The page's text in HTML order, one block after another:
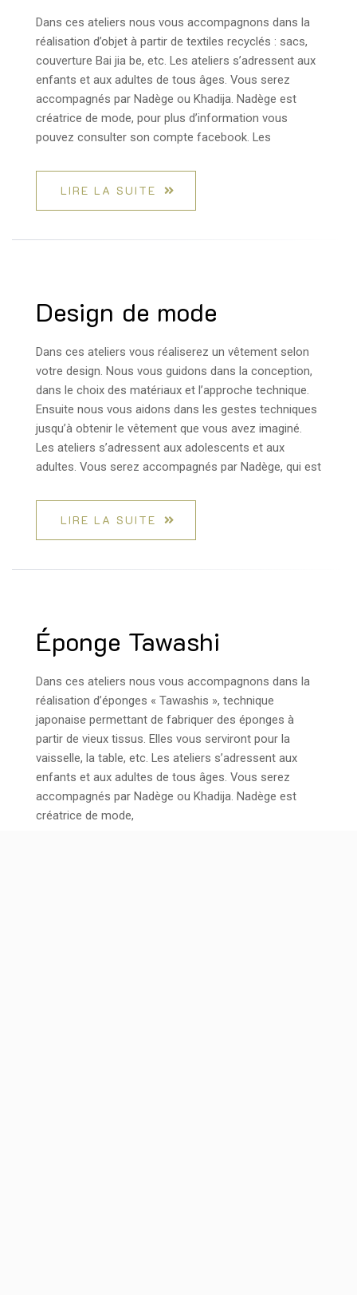
Dans ces ateliers nous vous accompagnons dans la
réalisation d’objet à partir de textiles recyclés : sacs,
couverture Bai jia be, etc. Les ateliers s’adressent aux
enfants et aux adultes de tous âges. Vous serez
accompagnés par Nadège ou Khadija. Nadège est
créatrice de mode, pour plus d’information vous
pouvez consulter son compte facebook. Les
LIRE LA SUITE
Design de mode
Dans ces ateliers vous réaliserez un vêtement selon
votre design. Nous vous guidons dans la conception,
dans le choix des matériaux et l’approche technique.
Ensuite nous vous aidons dans les gestes techniques
jusqu’à obtenir le vêtement que vous avez imaginé.
Les ateliers s’adressent aux adolescents et aux
adultes. Vous serez accompagnés par Nadège, qui est
LIRE LA SUITE
Éponge Tawashi
Dans ces ateliers nous vous accompagnons dans la
réalisation d’éponges « Tawashis », technique
japonaise permettant de fabriquer des éponges à
partir de vieux tissus. Elles vous serviront pour la
vaisselle, la table, etc. Les ateliers s’adressent aux
enfants et aux adultes de tous âges. Vous serez
accompagnés par Nadège ou Khadija. Nadège est
créatrice de mode,